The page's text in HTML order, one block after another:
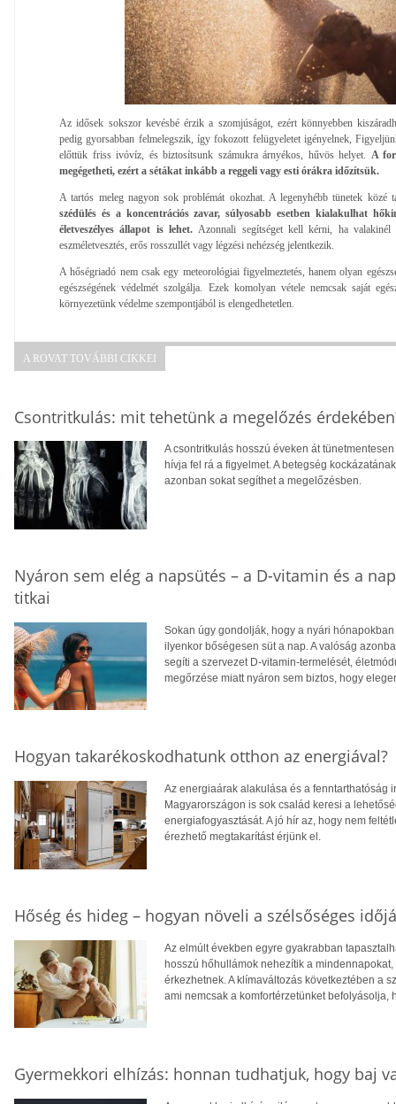
Az idősek sokszor kevésbé érzik a szomjúságot, ezért könnyebben
pedig gyorsabban felmelegszik, így fokozott felügyeletet igényelnek,
előttük friss ivóvíz, és biztosítsunk számukra árnyékos, hűvös helyet. A
megégetheti, ezért a sétákat inkább a reggeli vagy esti órákra időzítsük.
A tartós meleg nagyon sok problémát okozhat. A legenyhébb tünetek közé
szédülés és a koncentrációs zavar, súlyosabb esetben kialakulhat
életveszélyes állapot is lehet. Azonnali segítséget kell kérni, ha valakinél
eszméletvesztés, erős rosszullét vagy légzési nehézség jelentkezik.
A hőségriadó nem csak egy meteorológiai figyelmeztetés, hanem olyan
egészségének védelmét szolgálja. Ezek komolyan vétele nemcsak saját
környezetünk védelme szempontjából is elengedhetetlen.
A ROVAT TOVÁBBI CIKKEI
Csontritkulás: mit tehetünk a megelőzés
A csontritkulás hosszú éveken át
hívja fel rá a figyelmet. A betegség
azonban sokat segíthet a megelőzésben.
Nyáron sem elég a napsütés – a D-vitamin és a
titkai
Sokan úgy gondolják, hogy a nyári
ilyenkor bőségesen süt a nap. A valóság
segíti a szervezet D-vitamin-termelését,
megőrzése miatt nyáron sem biztos, hogy
Hogyan takarékoskodhatunk otthon az energiával?
Az energiaárak alakulása és a fenntarthatóság
Magyarországon is sok család keresi a
energiafogyasztását. A jó hír az, hogy nem
érezhető megtakarítást érjünk el.
Hőség és hideg – hogyan növeli a szélsőséges
Az elmúlt években egyre gyakrabban
hosszú hőhullámok nehezítik a
érkezhetnek. A klímaváltozás következtében a
ami nemcsak a komfortérzetünket
Gyermekkori elhízás: honnan tudhatjuk, hogy baj